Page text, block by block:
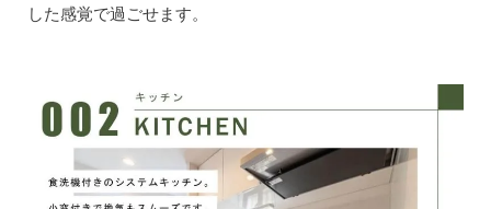
した感覚で過ごせます。